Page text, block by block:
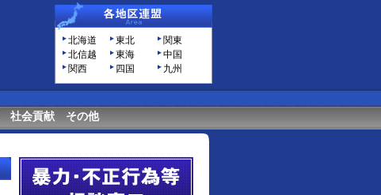
北海道 東北
関東
北信越
東海
中国
関西
四国 九州
社会貢献 その他